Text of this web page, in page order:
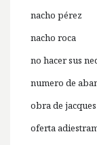
nacho pérez
nacho roca
no hacer sus
numero de
obra de
oferta